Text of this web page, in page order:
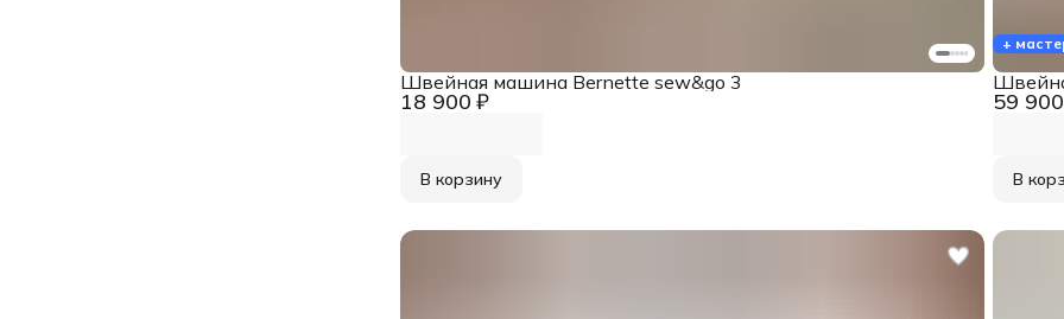
18 900 ₽
Швейная машина Bernette sew&go 3
В корзину
+
59
В